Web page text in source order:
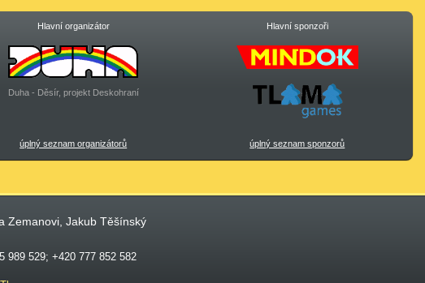
Hlavní organizátor Hlavní sponzoři
Duha - Děsír, projekt Deskohraní
úplný seznam organizátorů úplný seznam sponzorů
Zemanovi, Jakub Těšínský
989 529; +420 777 852 582